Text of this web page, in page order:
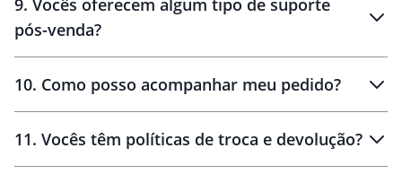
amostras
9. Vocês oferecem algum tipo de suporte
pós-venda?
10. Como posso acompanhar meu pedido?
11. Vocês têm políticas de troca e devolução?